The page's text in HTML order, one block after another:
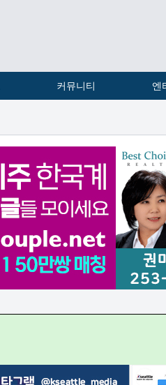
커뮤니티 엔